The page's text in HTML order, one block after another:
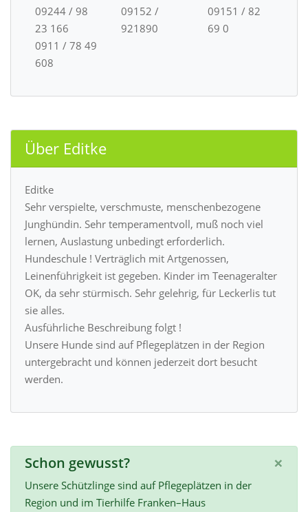
09244 / 98
23 166
0911 / 78 49
608
09152 /
921890
09151 / 82
69 0
Über Editke
Editke
Sehr verspielte, verschmuste, menschenbezogene
Junghündin. Sehr temperamentvoll, muß noch viel
lernen, Auslastung unbedingt erforderlich.
Hundeschule ! Verträglich mit Artgenossen,
Leinenführigkeit ist gegeben. Kinder im Teenageralter
OK, da sehr stürmisch. Sehr gelehrig, für Leckerlis tut
sie alles.
Ausführliche Beschreibung folgt !
Unsere Hunde sind auf Pflegeplätzen in der Region
untergebracht und können jederzeit dort besucht
werden.
×
Schon gewusst?
Unsere Schützlinge sind auf Pflegeplätzen in der
Region und im Tierhilfe Franken–Haus